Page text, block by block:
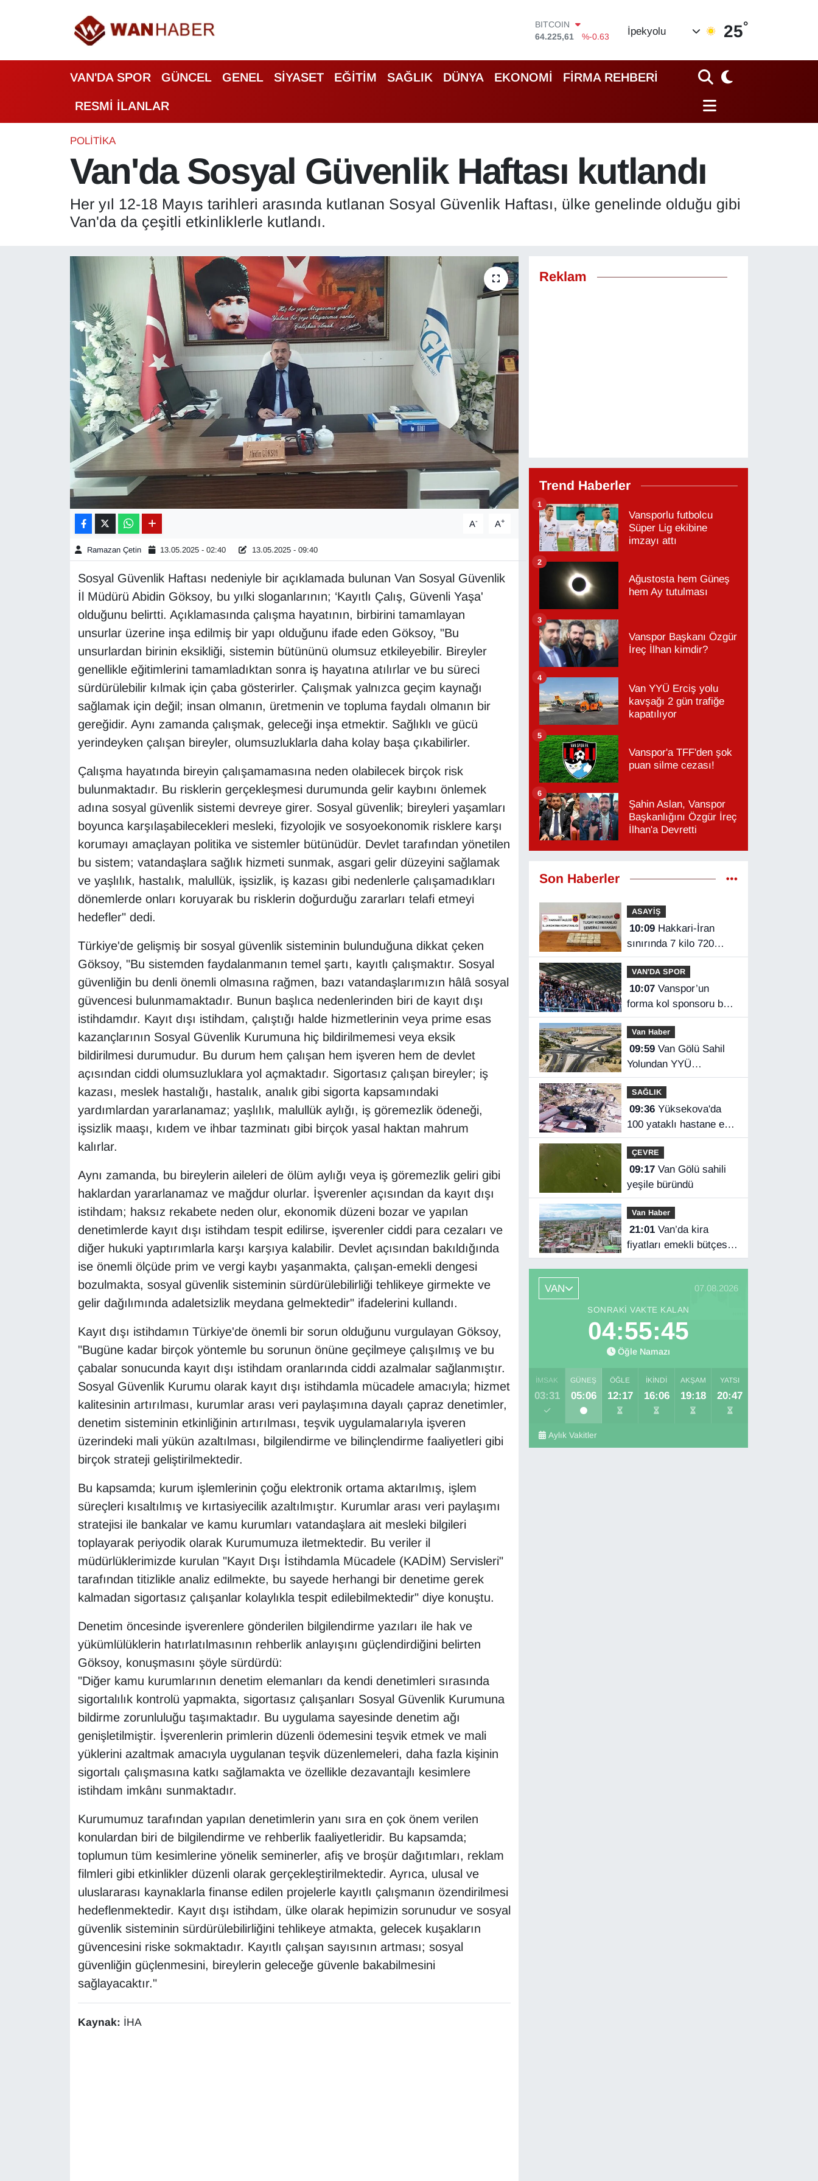
DOLAR
47,7143
%0.16
55,0317
%-0.02
STERLİN
64,2463
%0.07
BİST100
%-0.63
İpekyolu 25°
VAN'DA SPOR GÜNCEL GENEL SİYASET EĞİTİM SAĞLIK DÜNYA EKONOMİ FİRMA REHBERİ
RESMİ İLANLAR
POLİTİKA
Van'da Sosyal Güvenlik Haftası kutlandı
Her yıl 12-18 Mayıs tarihleri arasında kutlanan Sosyal Güvenlik Haftası, ülke genelinde olduğu gibi
Van'da da çeşitli etkinliklerle kutlandı.
A- A+
Ramazan Çetin 13.05.2025 - 02:40 13.05.2025 - 09:40
Sosyal Güvenlik Haftası nedeniyle bir açıklamada bulunan Van Sosyal Güvenlik
İl Müdürü Abidin Göksoy, bu yılki sloganlarının; ‘Kayıtlı Çalış, Güvenli Yaşa'
olduğunu belirtti. Açıklamasında çalışma hayatının, birbirini tamamlayan
unsurlar üzerine inşa edilmiş bir yapı olduğunu ifade eden Göksoy, "Bu
unsurlardan birinin eksikliği, sistemin bütününü olumsuz etkileyebilir. Bireyler
genellikle eğitimlerini tamamladıktan sonra iş hayatına atılırlar ve bu süreci
sürdürülebilir kılmak için çaba gösterirler. Çalışmak yalnızca geçim kaynağı
sağlamak için değil; insan olmanın, üretmenin ve topluma faydalı olmanın bir
gereğidir. Aynı zamanda çalışmak, geleceği inşa etmektir. Sağlıklı ve gücü
yerindeyken çalışan bireyler, olumsuzluklarla daha kolay başa çıkabilirler.
Çalışma hayatında bireyin çalışamamasına neden olabilecek birçok risk
bulunmaktadır. Bu risklerin gerçekleşmesi durumunda gelir kaybını önlemek
adına sosyal güvenlik sistemi devreye girer. Sosyal güvenlik; bireyleri yaşamları
boyunca karşılaşabilecekleri mesleki, fizyolojik ve sosyoekonomik risklere karşı
korumayı amaçlayan politika ve sistemler bütünüdür. Devlet tarafından yönetilen
bu sistem; vatandaşlara sağlık hizmeti sunmak, asgari gelir düzeyini sağlamak
ve yaşlılık, hastalık, malullük, işsizlik, iş kazası gibi nedenlerle çalışamadıkları
dönemlerde onları koruyarak bu risklerin doğurduğu zararları telafi etmeyi
hedefler" dedi.
Türkiye'de gelişmiş bir sosyal güvenlik sisteminin bulunduğuna dikkat çeken
Göksoy, "Bu sistemden faydalanmanın temel şartı, kayıtlı çalışmaktır. Sosyal
güvenliğin bu denli önemli olmasına rağmen, bazı vatandaşlarımızın hâlâ sosyal
güvencesi bulunmamaktadır. Bunun başlıca nedenlerinden biri de kayıt dışı
istihdamdır. Kayıt dışı istihdam, çalıştığı halde hizmetlerinin veya prime esas
kazançlarının Sosyal Güvenlik Kurumuna hiç bildirilmemesi veya eksik
bildirilmesi durumudur. Bu durum hem çalışan hem işveren hem de devlet
açısından ciddi olumsuzluklara yol açmaktadır. Sigortasız çalışan bireyler; iş
kazası, meslek hastalığı, hastalık, analık gibi sigorta kapsamındaki
yardımlardan yararlanamaz; yaşlılık, malullük aylığı, iş göremezlik ödeneği,
işsizlik maaşı, kıdem ve ihbar tazminatı gibi birçok yasal haktan mahrum
kalırlar.
Aynı zamanda, bu bireylerin aileleri de ölüm aylığı veya iş göremezlik geliri gibi
haklardan yararlanamaz ve mağdur olurlar. İşverenler açısından da kayıt dışı
istihdam; haksız rekabete neden olur, ekonomik düzeni bozar ve yapılan
denetimlerde kayıt dışı istihdam tespit edilirse, işverenler ciddi para cezaları ve
diğer hukuki yaptırımlarla karşı karşıya kalabilir. Devlet açısından bakıldığında
ise önemli ölçüde prim ve vergi kaybı yaşanmakta, çalışan-emekli dengesi
bozulmakta, sosyal güvenlik sisteminin sürdürülebilirliği tehlikeye girmekte ve
gelir dağılımında adaletsizlik meydana gelmektedir" ifadelerini kullandı.
Kayıt dışı istihdamın Türkiye'de önemli bir sorun olduğunu vurgulayan Göksoy,
"Bugüne kadar birçok yöntemle bu sorunun önüne geçilmeye çalışılmış ve bu
çabalar sonucunda kayıt dışı istihdam oranlarında ciddi azalmalar sağlanmıştır.
Sosyal Güvenlik Kurumu olarak kayıt dışı istihdamla mücadele amacıyla; hizmet
kalitesinin artırılması, kurumlar arası veri paylaşımına dayalı çapraz denetimler,
denetim sisteminin etkinliğinin artırılması, teşvik uygulamalarıyla işveren
üzerindeki mali yükün azaltılması, bilgilendirme ve bilinçlendirme faaliyetleri gibi
birçok strateji geliştirilmektedir.
Bu kapsamda; kurum işlemlerinin çoğu elektronik ortama aktarılmış, işlem
süreçleri kısaltılmış ve kırtasiyecilik azaltılmıştır. Kurumlar arası veri paylaşımı
stratejisi ile bankalar ve kamu kurumları vatandaşlara ait mesleki bilgileri
toplayarak periyodik olarak Kurumumuza iletmektedir. Bu veriler il
müdürlüklerimizde kurulan "Kayıt Dışı İstihdamla Mücadele (KADİM) Servisleri"
tarafından titizlikle analiz edilmekte, bu sayede herhangi bir denetime gerek
kalmadan sigortasız çalışanlar kolaylıkla tespit edilebilmektedir" diye konuştu.
Denetim öncesinde işverenlere gönderilen bilgilendirme yazıları ile hak ve
yükümlülüklerin hatırlatılmasının rehberlik anlayışını güçlendirdiğini belirten
Göksoy, konuşmasını şöyle sürdürdü:
"Diğer kamu kurumlarının denetim elemanları da kendi denetimleri sırasında
sigortalılık kontrolü yapmakta, sigortasız çalışanları Sosyal Güvenlik Kurumuna
bildirme zorunluluğu taşımaktadır. Bu uygulama sayesinde denetim ağı
genişletilmiştir. İşverenlerin primlerin düzenli ödemesini teşvik etmek ve mali
yüklerini azaltmak amacıyla uygulanan teşvik düzenlemeleri, daha fazla kişinin
sigortalı çalışmasına katkı sağlamakta ve özellikle dezavantajlı kesimlere
istihdam imkânı sunmaktadır.
Kurumumuz tarafından yapılan denetimlerin yanı sıra en çok önem verilen
konulardan biri de bilgilendirme ve rehberlik faaliyetleridir. Bu kapsamda;
toplumun tüm kesimlerine yönelik seminerler, afiş ve broşür dağıtımları, reklam
filmleri gibi etkinlikler düzenli olarak gerçekleştirilmektedir. Ayrıca, ulusal ve
uluslararası kaynaklarla finanse edilen projelerle kayıtlı çalışmanın özendirilmesi
hedeflenmektedir. Kayıt dışı istihdam, ülke olarak hepimizin sorunudur ve sosyal
güvenlik sisteminin sürdürülebilirliğini tehlikeye atmakta, gelecek kuşakların
güvencesini riske sokmaktadır. Kayıtlı çalışan sayısının artması; sosyal
güvenliğin güçlenmesini, bireylerin geleceğe güvenle bakabilmesini
sağlayacaktır."
Kaynak: İHA
Reklam
Trend Haberler
Vansporlu futbolcu
Süper Lig ekibine
imzayı attı
1
Ağustosta hem Güneş
hem Ay tutulması
2
Vanspor Başkanı Özgür
İreç İlhan kimdir?
3
Van YYÜ Erciş yolu
kavşağı 2 gün trafiğe
kapatılıyor
4
Vanspor'a TFF'den şok
puan silme cezası!
5
Şahin Aslan, Vanspor
Başkanlığını Özgür İreç
İlhan'a Devretti
6
Son Haberler
ASAYİŞ
10:09Hakkari-İran
sınırında 7 kilo 720
gram eroin ele geçirildi
VAN'DA SPOR
10:07Vanspor’un
forma kol sponsoru belli
oldu
Van Haber
09:59Van Gölü Sahil
Yolundan YYÜ
kampüsüne ulaşım
sağlandı
SAĞLIK
09:36Yüksekova'da
100 yataklı hastane ek
binası yükseliyor
ÇEVRE
09:17Van Gölü sahili
yeşile büründü
Van Haber
21:01Van’da kira
fiyatları emekli bütçesini
zorluyor
VAN 07.08.2026
SONRAKI VAKTE KALAN
04:55:44
Öğle Namazı
İMSAK
03:31
GÜNEŞ
05:06
ÖĞLE
12:17
İKINDI
16:06
AKŞAM
19:18
YATSI
20:47
Aylık Vakitler
ASAYİŞ
BİLİM VE TEKNOLOJİ
Biyografi
Bölge Haberleri
DÜNYA
EKONOMİ
Eleman
En çok konuşulanlar
GENEL
HABERDE İNSAN
Kamu Alımları
Kültür & Sanat
ONE EKONOMİ
POLİTİKA
Resmi İlanlar
RÖPORTAJ
TEKNOLOJİ
VAN'DA SPOR
Van Nöbetçi Eczaneler
Van Hava Durumu
Van Namaz Vakitleri
Van Trafik Yoğunluk Haritası
Süper Lig Puan Durumu ve Fikstür
Tüm Manşetler